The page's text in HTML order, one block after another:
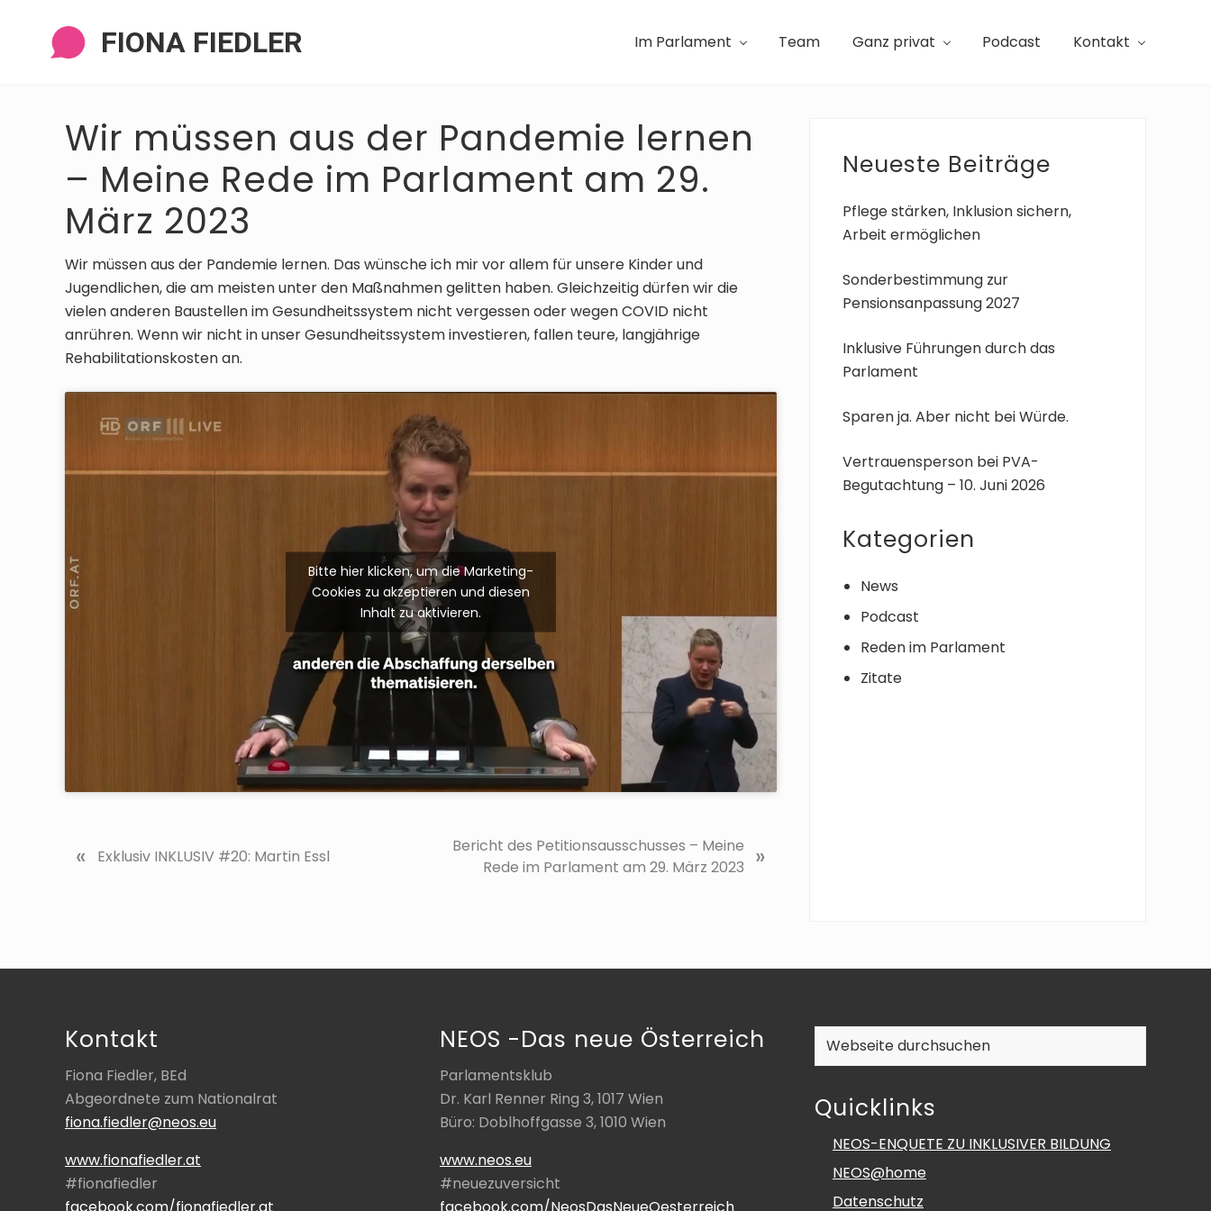
Navigation
springen
springen
Seitenspalte
springen
Fußzeile
springen
FIONA FIEDLER Im Parlament Team Ganz privat Podcast Kontakt
Wir müssen aus der Pandemie lernen
– Meine Rede im Parlament am 29.
März 2023
Wir müssen aus der Pandemie lernen. Das wünsche ich mir vor allem für unsere Kinder und
Jugendlichen, die am meisten unter den Maßnahmen gelitten haben. Gleichzeitig dürfen wir die
vielen anderen Baustellen im Gesundheitssystem nicht vergessen oder wegen COVID nicht
anrühren. Wenn wir nicht in unser Gesundheitssystem investieren, fallen teure, langjährige
Rehabilitationskosten an.
Bitte hier klicken, um die Marketing-
Cookies zu akzeptieren und diesen
Inhalt zu aktivieren.
o
i
r
e
i
t
a
g
« Exklusiv INKLUSIV #20: Martin Essl
N
e
e
t
r
a
:
Bericht des Petitionsausschusses – Meine
Rede im Parlament am 29. März 2023
»
Seitenspalte
Neueste Beiträge
Pflege stärken, Inklusion sichern,
Arbeit ermöglichen
Sonderbestimmung zur
Pensionsanpassung 2027
Inklusive Führungen durch das
Parlament
Sparen ja. Aber nicht bei Würde.
Vertrauensperson bei PVA-
Begutachtung – 10. Juni 2026
Kategorien
News
Podcast
Reden im Parlament
Zitate
Kontakt
Fiona Fiedler, BEd
Abgeordnete zum Nationalrat
fiona.fiedler@neos.eu
www.fionafiedler.at
#fionafiedler
NEOS -Das neue Österreich
Parlamentsklub
Dr. Karl Renner Ring 3, 1017 Wien
Büro: Doblhoffgasse 3, 1010 Wien
www.neos.eu
#neuezuversicht
Webseite
Quicklinks
NEOS-ENQUETE ZU INKLUSIVER BILDUNG
NEOS@home
Datenschutz